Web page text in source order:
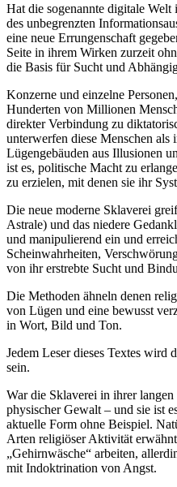
Hat die sogenannte digitale
des unbegrenzten
eine neue Errungenschaft
Seite in ihrem Wirken zurzeit
die Basis für Sucht und
Konzerne und einzelne
Hunderten von Millionen
direkter Verbindung zu
unterwerfen diese Menschen
Lügengebäuden aus Illusionen
ist es, politische Macht zu
zu erzielen, mit denen sie ihr
Die neue moderne Sklaverei
Astrale) und das niedere
und manipulierend ein und
Scheinwahrheiten,
von ihr erstrebte Sucht und
Die Methoden ähneln denen
von Lügen und eine bewusst
in Wort, Bild und Ton.
Jedem Leser dieses Textes wird
sein.
War die Sklaverei in ihrer
physischer Gewalt – und sie ist
aktuelle Form ohne Beispiel.
Arten religiöser Aktivität
„Gehirnwäsche“ arbeiten,
mit Indoktrination von Angst.